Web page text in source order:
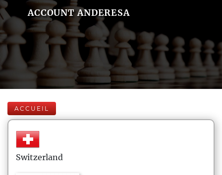
ACCOUNT ANDERESA
ACCUEIL
Switzerland